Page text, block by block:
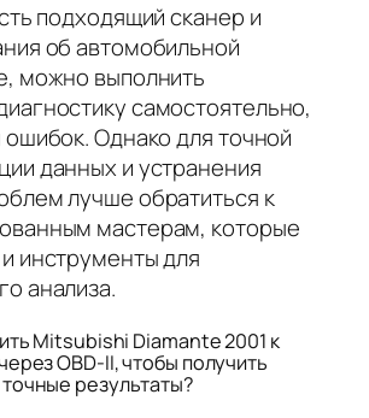
подходящий сканер и
об автомобильной
можно выполнить
самостоятельно,
ошибок. Однако для точной
данных и устранения
лучше обратиться к
мастерам, которые
инструменты для
анализа.
Mitsubishi Diamante 2001 к
OBD-II, чтобы получить
результаты?